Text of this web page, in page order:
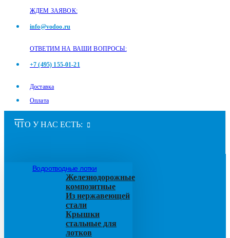
ЖДЕМ ЗАЯВОК:
info@vodoo.ru
ОТВЕТИМ НА ВАШИ ВОПРОСЫ:
+7 (495) 155-01-21
Доставка
Оплата
ЧТО У НАС ЕСТЬ:
Водоотводные лотки
Железнодорожные
композитные
Из нержавеющей
стали
Крышки
стальные для
лотков